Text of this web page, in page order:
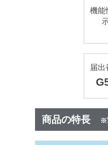
機能
届出
商品の特長 ※